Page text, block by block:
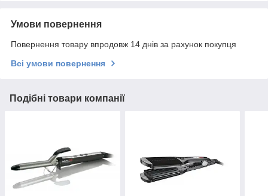
Умови повернення
Повернення товару впродовж 14 днів за рахунок покупця
Всі умови повернення
Подібні товари компанії